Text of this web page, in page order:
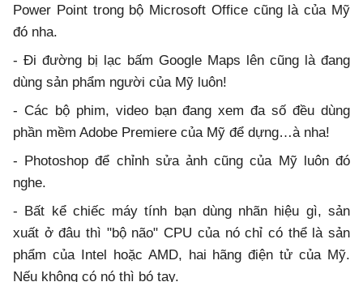
Power Point trong bộ Microsoft Office cũng là của Mỹ
đó nha.
- Đi đường bị lạc bấm Google Maps lên cũng là đang
dùng sản phẩm người của Mỹ luôn!
- Các bộ phim, video bạn đang xem đa số đều dùng
phần mềm Adobe Premiere của Mỹ để dựng…à nha!
- Photoshop để chỉnh sửa ảnh cũng của Mỹ luôn đó
nghe.
- Bất kể chiếc máy tính bạn dùng nhãn hiệu gì, sản
xuất ở đâu thì "bộ não" CPU của nó chỉ có thể là sản
phẩm của Intel hoặc AMD, hai hãng điện tử của Mỹ.
Nếu không có nó thì bó tay.